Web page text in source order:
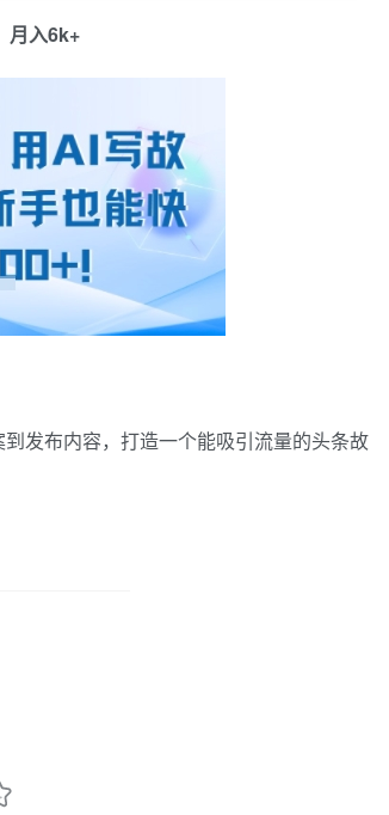
月入6k+
发布内容，打造一个能吸引流量的头条故